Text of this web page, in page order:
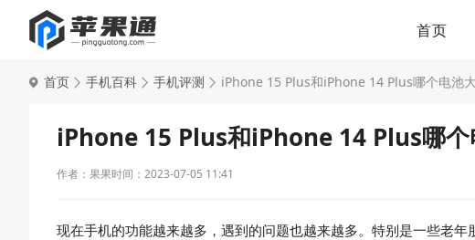
首页
首页 手机百科 手机评测 iPhone 15 Plus和iPhone 14 Plus哪个电池大
iPhone 15 Plus和iPhone 14 Plus哪个
作者：果果时间：2023-07-05 11:41
现在手机的功能越来越多，遇到的问题也越来越多。特别是一些老